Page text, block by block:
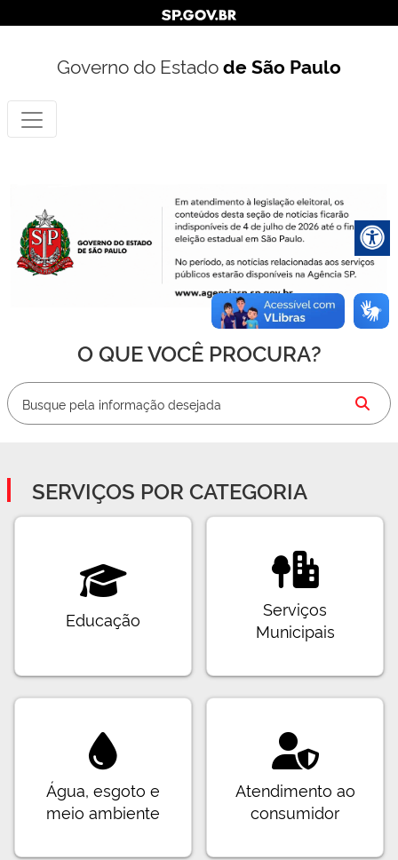
Governo do Estadode São Paulo
O QUE VOCÊ PROCURA?
SERVIÇOS POR CATEGORIA
Educação
Serviços
Municipais
Água, esgoto e
meio ambiente
Atendimento ao
consumidor